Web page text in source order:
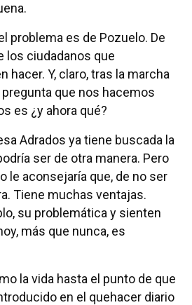
problema es de Pozuelo. De
los ciudadanos que
hacer. Y, claro, tras la marcha
pregunta que nos hacemos
es ¿y ahora qué?
Adrados ya tiene buscada la
ser de otra manera. Pero
le aconsejaría que, de no ser
Tiene muchas ventajas.
su problemática y sienten
más que nunca, es
la vida hasta el punto de que
en el quehacer diario